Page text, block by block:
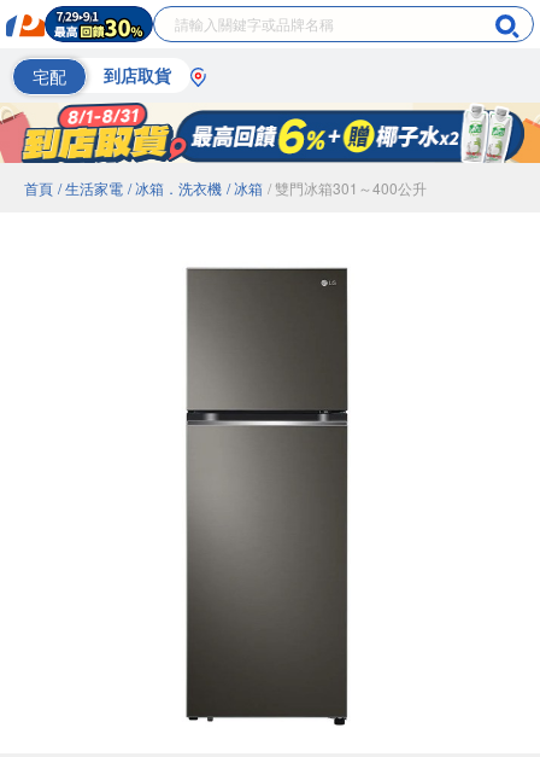
宅配 到店取貨
首頁 / 生活家電 / 冰箱．洗衣機 / 冰箱 / 雙門冰箱301～400公升